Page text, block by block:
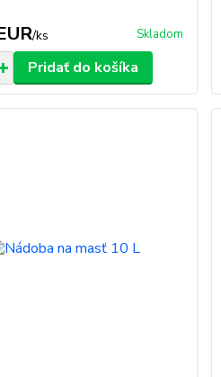
/ks Skladom
Pridať do košíka